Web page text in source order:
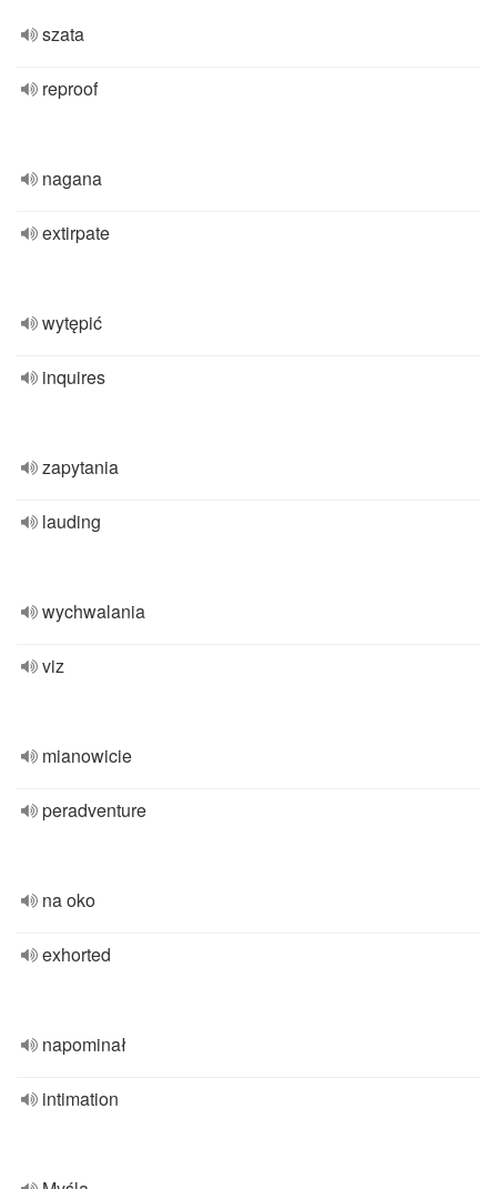
szata
reproof
nagana
extirpate
wytępić
inquires
zapytania
lauding
wychwalania
viz
mianowicie
peradventure
na oko
exhorted
napominał
intimation